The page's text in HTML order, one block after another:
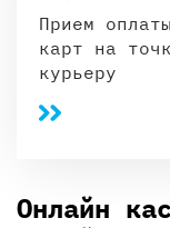
Прием
карт на
курьеру
Онлайн